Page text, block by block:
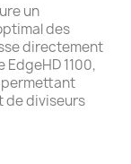
un
des
directement
1100,
de diviseurs